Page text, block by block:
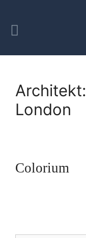
Architekt:
London
Colorium